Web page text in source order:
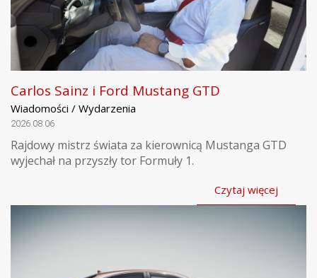
Carlos Sainz i Ford Mustang GTD
Wiadomości / Wydarzenia
2026.08.06
Rajdowy mistrz świata za kierownicą Mustanga GTD
wyjechał na przyszły tor Formuły 1.
Czytaj więcej